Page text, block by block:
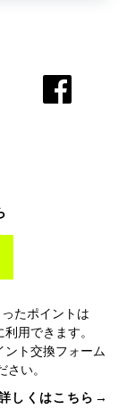
たポイントは
用できます。
ント交換フォーム
い。
しくはこちら→